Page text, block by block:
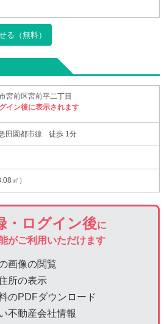
る（無料）
宮前区宮前平二丁目
イン後に表示されます
田園都市線 徒歩 1分
㎡）
・ログイン後に
がご利用いただけます
画像の閲覧
所の表示
のPDFダウンロード
不動産会社情報